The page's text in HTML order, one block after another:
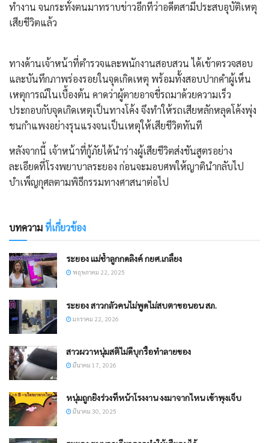
ทำงาน จนกระทั่งตนมาทราบข่าวอีกทีว่าอดีตสามีประสบอุบัติเหตุ
เสียชีวิตแล้ว
​ทางด้านเจ้าหน้าที่ตำรวจและพนักงานสอบสวน ได้เข้าตรวจสอบ
และบันทึกภาพร่องรอยในจุดเกิดเหตุ พร้อมทั้งสอบปากคำผู้เห็น
เหตุการณ์ในเบื้องต้น คาดว่าผู้ตายอาจขี่รถมาด้วยความเร็ว
ประกอบกับจุดเกิดเหตุเป็นทางโค้ง จึงทำให้รถเสียหลักหลุดโค้งพุ่ง
ชนกำแพงอย่างรุนแรงจนเป็นเหตุให้เสียชีวิตทันที
​หลังจากนี้ เจ้าหน้าที่กู้ภัยได้นำร่างผู้เสียชีวิตส่งชันสูตรอย่าง
ละเอียดที่โรงพยาบาลระยอง ก่อนจะมอบศพให้ญาตินำกลับไป
บำเพ็ญกุศลตามพิธีกรรมทางศาสนาต่อไป
บทความที่เกี่ยวข้อง
ระยอง แม่ช้ำลูกกดลิงค์ กยศ.เกลี้ยง
พฤษภาคม 22, 2025
ระยอง สาวกลัวคนไม่พูดไม่สบตาขอนอน สภ.
มกราคม 22, 2026
สาวผวาหนุ่มสติไม่ดีบุกรื้อทำลายของ
มีนาคม 17, 2026
หนุ่มถูกยิงร่วงที่หน้าโรงงาน งงมาจากไหน เข้าพุงเจ็บ
มีนาคม 30, 2025